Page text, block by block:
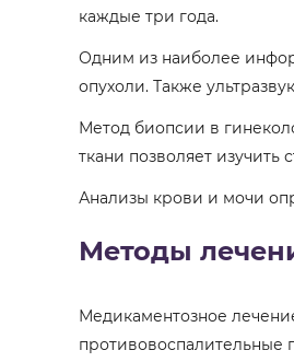
каждые три года.
Одним из наиболее
опухоли. Также
Метод биопсии в
ткани позволяет
Анализы крови и мочи
Методы
Медикаментозное
противовоспалительные